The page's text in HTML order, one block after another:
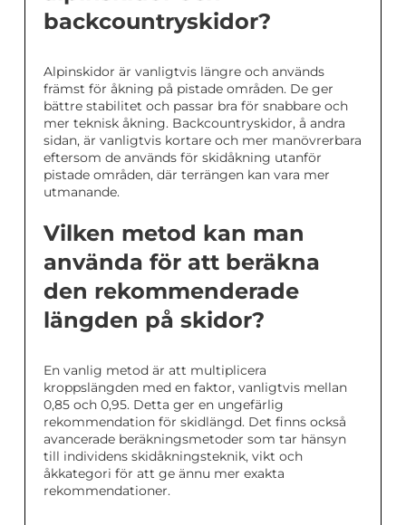
backcountryskidor?
Alpinskidor är vanligtvis längre och används
främst för åkning på pistade områden. De ger
bättre stabilitet och passar bra för snabbare och
mer teknisk åkning. Backcountryskidor, å andra
sidan, är vanligtvis kortare och mer manövrerbara
eftersom de används för skidåkning utanför
pistade områden, där terrängen kan vara mer
utmanande.
Vilken metod kan man
använda för att beräkna
den rekommenderade
längden på skidor?
En vanlig metod är att multiplicera
kroppslängden med en faktor, vanligtvis mellan
0,85 och 0,95. Detta ger en ungefärlig
rekommendation för skidlängd. Det finns också
avancerade beräkningsmetoder som tar hänsyn
till individens skidåkningsteknik, vikt och
åkkategori för att ge ännu mer exakta
rekommendationer.